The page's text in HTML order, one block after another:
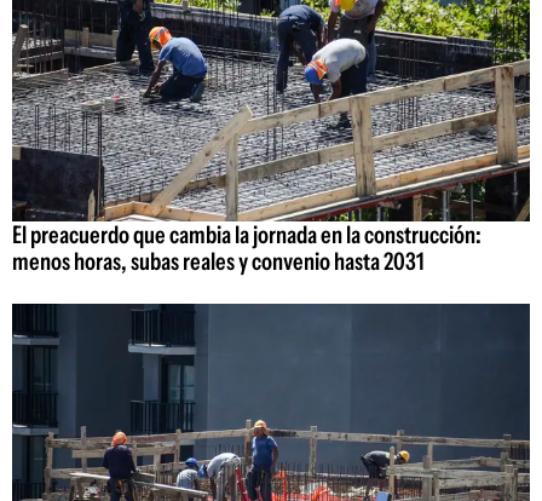
El preacuerdo que cambia la jornada en la construcción:
menos horas, subas reales y convenio hasta 2031